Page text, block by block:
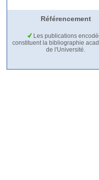
Référencement
Les publications
constituent la bibliographie
de l'Université.